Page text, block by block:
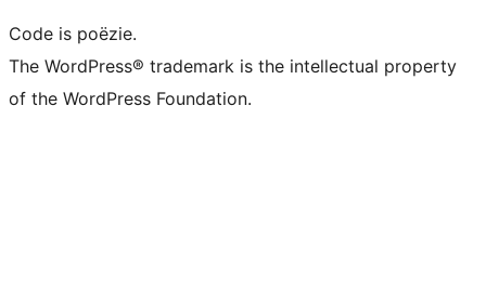
Code is poëzie.
The WordPress® trademark is the intellectual property
of the WordPress Foundation.